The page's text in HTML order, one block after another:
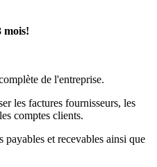
mois!
de l'entreprise.
les factures fournisseurs, les
comptes clients.
payables et recevables ainsi que